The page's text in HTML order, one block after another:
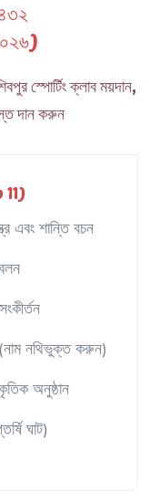
স্পোর্টিং ক্লাব ময়দান,
দান করুন
11)
এবং শান্তি বচন
নথিভুক্ত করুন)
অনুষ্ঠান
ঘাট)